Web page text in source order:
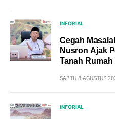
INFORIAL
Cegah
Nusron Ajak
Tanah
SABTU 8 AGUSTUS
INFORIAL